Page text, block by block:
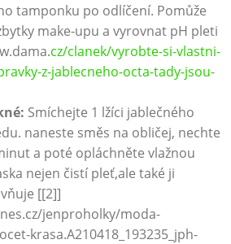
tamponku po odlíčení. Pomůže
make-upu a vyrovnat pH pleti
cz/clanek/vyrobte-si-vlastni-
z-jablecneho-octa-tady-jsou-
Smíchejte 1 lžíci jablečného
naneste směs na obličej, nechte
a poté opláchněte vlažnou
nejen čistí pleť,ale také ji
[[2]]
jenproholky/moda-
krasa.A210418_193235_jph-